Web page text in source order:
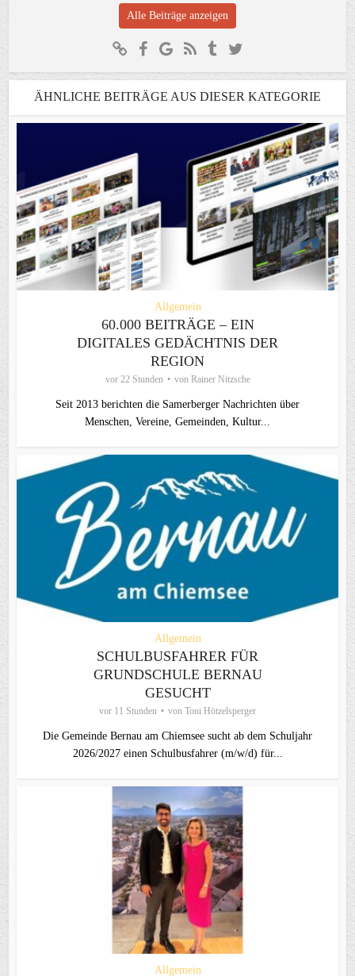
Alle Beiträge anzeigen
ÄHNLICHE BEITRÄGE AUS DIESER KATEGORIE
Allgemein
60.000 BEITRÄGE – EIN
DIGITALES GEDÄCHTNIS DER
REGION
vor 22 Stunden von Rainer Nitzsche
Seit 2013 berichten die Samerberger Nachrichten über
Menschen, Vereine, Gemeinden, Kultur...
Allgemein
SCHULBUSFAHRER FÜR
GRUNDSCHULE BERNAU
GESUCHT
vor 11 Stunden von Toni Hötzelsperger
Die Gemeinde Bernau am Chiemsee sucht ab dem Schuljahr
2026/2027 einen Schulbusfahrer (m/w/d) für...
Allgemein